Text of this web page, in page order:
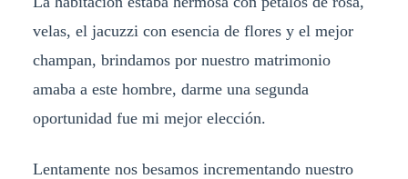
velas, el jacuzzi con esencia de flores y el mejor
champan, brindamos por nuestro matrimonio
amaba a este hombre, darme una segunda
oportunidad fue mi mejor elección.
Lentamente nos besamos incrementando nuestro